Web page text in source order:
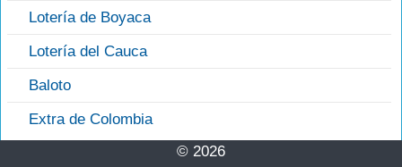
Lotería de Boyaca
Lotería del Cauca
Baloto
Extra de Colombia
© 2026